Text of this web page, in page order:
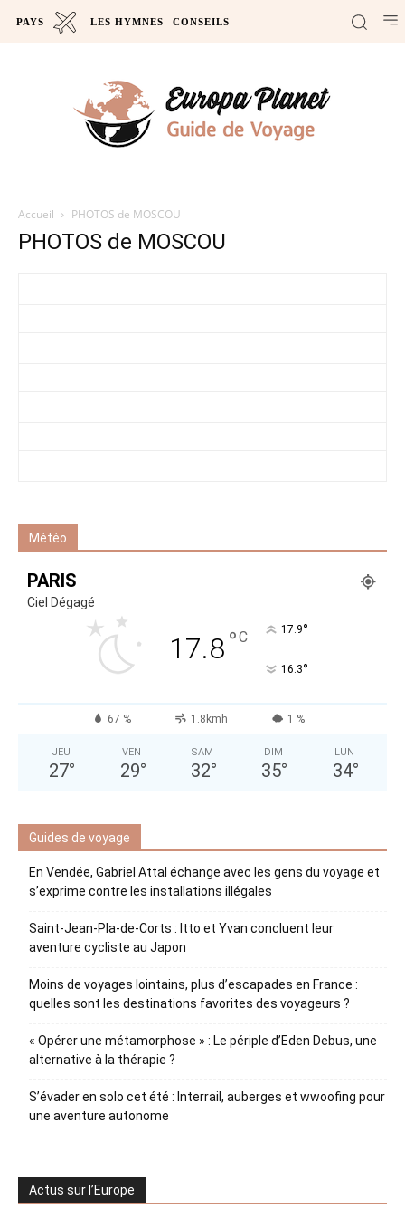
PAYS LES HYMNES CONSEILS
Accueil PHOTOS de MOSCOU
PHOTOS de MOSCOU
Météo
PARIS
Ciel Dégagé
17.8°C 17.9°
16.3°
67 % 1.8kmh 1 %
JEU
27°
VEN
29°
SAM
32°
DIM
35°
LUN
34°
Guides de voyage
En Vendée, Gabriel Attal échange avec les gens du voyage et
s’exprime contre les installations illégales
Saint-Jean-Pla-de-Corts : Itto et Yvan concluent leur
aventure cycliste au Japon
Moins de voyages lointains, plus d’escapades en France :
quelles sont les destinations favorites des voyageurs ?
« Opérer une métamorphose » : Le périple d’Eden Debus, une
alternative à la thérapie ?
S’évader en solo cet été : Interrail, auberges et wwoofing pour
une aventure autonome
Actus sur l’Europe